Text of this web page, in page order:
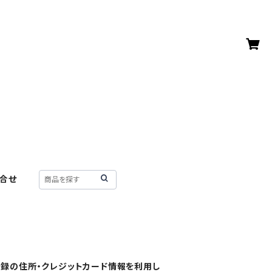
せ
住所・クレジットカード情報を利用し